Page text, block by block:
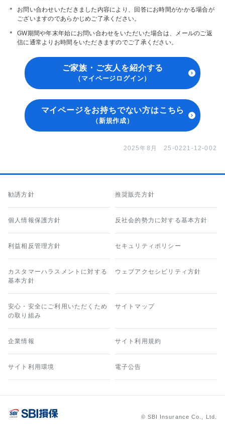
＊
お問い合わせいただきました内容により、回答にお時間がかかる場合が
ございますのであらかじめご了承ください。
＊
GW期間や年末年始にお問い合わせをいただいた場合は、メールのご返
信に通常よりお時間をいただきますのでご了承ください。
ご家族・ご友人を紹介する
（マイページログイン）
マイページをお持ちでない方はこちら
（新規作成）
2025年8月 25-0221-12-002
勧誘方針 推奨販売方針
個人情報保護方針 反社会的勢力に対する基本方針
利益相反管理方針 セキュリティポリシー
カスタマーハラスメントに対する
基本方針
ウェブアクセシビリティ方針
安心・安全にご利用いただくため
の取り組み
サイトマップ
企業情報 サイト利用規約
サイト利用環境 電子公告
© SBI Insurance Co., Ltd.